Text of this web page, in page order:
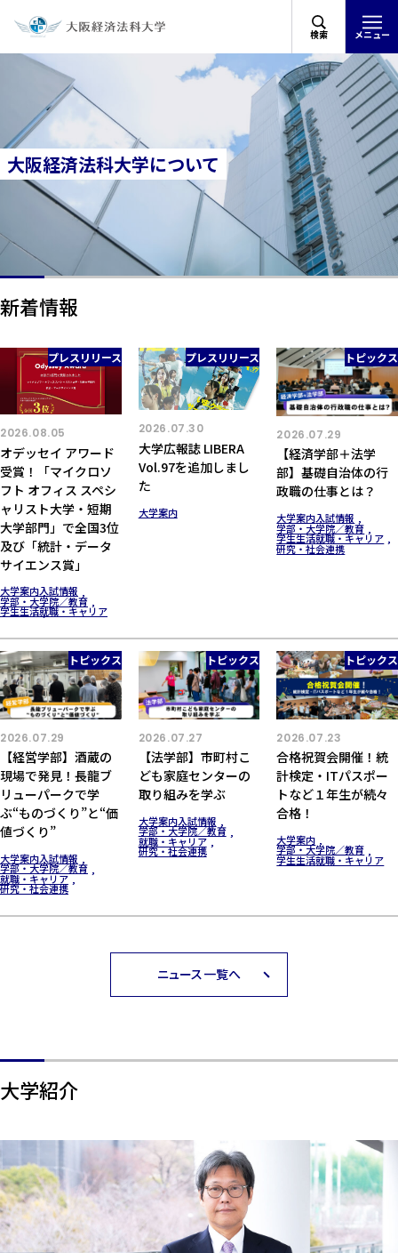
検索 メニュー
大阪経済法科大学について
新着情報
プレスリリース
2026.08.05
オデッセイ アワード
受賞！「マイクロソ
フト オフィス スペシ
ャリスト大学・短期
大学部門」で全国3位
及び「統計・データ
サイエンス賞」
大学案内入試情報
学部・大学院／教育
学生生活就職・キャリア
プレスリリース
2026.07.30
大学広報誌 LIBERA
Vol.97を追加しまし
た
大学案内
トピックス
2026.07.29
【経済学部＋法学
部】基礎自治体の行
政職の仕事とは？
大学案内入試情報
学部・大学院／教育
学生生活就職・キャリア
研究・社会連携
トピックス
2026.07.29
【経営学部】酒蔵の
現場で発見！長龍ブ
リューパークで学
ぶ“ものづくり”と“価
値づくり”
大学案内入試情報
学部・大学院／教育
就職・キャリア
研究・社会連携
トピックス
2026.07.27
【法学部】市町村こ
ども家庭センターの
取り組みを学ぶ
大学案内入試情報
学部・大学院／教育
就職・キャリア
研究・社会連携
トピックス
2026.07.23
合格祝賀会開催！統
計検定・ITパスポー
トなど１年生が続々
合格！
大学案内
学部・大学院／教育
学生生活就職・キャリア
ニュース一覧へ
大学紹介